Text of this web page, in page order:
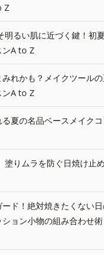
Z
明るい肌に近づく鍵！初
ンA to Z
れかも？メイクツール
ンA to Z
夏の名品ベースメイク
塗りムラを防ぐ日焼け止
ド！絶対焼きたくない
ション小物の組み合わせ